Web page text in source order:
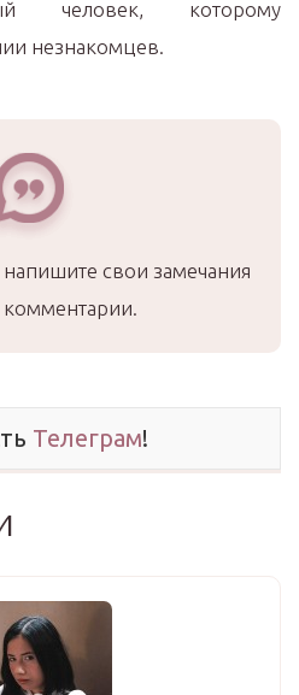
человек, которому
незнакомцев.
свои замечания
Телеграм!